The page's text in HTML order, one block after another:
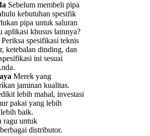
Sebelum membeli pipa
kebutuhan spesifik
pipa untuk saluran
aplikasi khusus lainnya?
Periksa spesifikasi teknis
ketebalan dinding, dan
ini sesuai
Merek yang
jaminan kualitas.
lebih mahal, investasi
pakai yang lebih
baik.
ragu untuk
distributor.